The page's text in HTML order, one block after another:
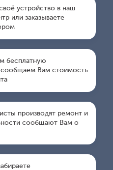
устройство в наш
или заказываете
бесплатную
сообщаем Вам стоимость
производят ремонт и
сообщают Вам о